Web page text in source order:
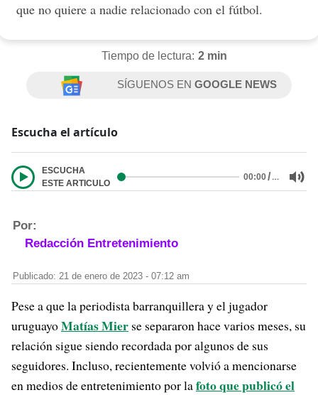
que no quiere a nadie relacionado con el fútbol.
Tiempo de lectura: 2 min
SÍGUENOS ENGOOGLE NEWS
Escucha el artículo
ESCUCHA
ESTE ARTICULO
00:00/…
Por:
Redacción Entretenimiento
Publicado: 21 de enero de 2023 - 07:12 am
Pese a que la periodista barranquillera y el jugador
uruguayoMatías Mier se separaron hace varios meses, su
relación sigue siendo recordada por algunos de sus
seguidores. Incluso, recientemente volvió a mencionarse
en medios de entretenimiento por lafoto que publicó el